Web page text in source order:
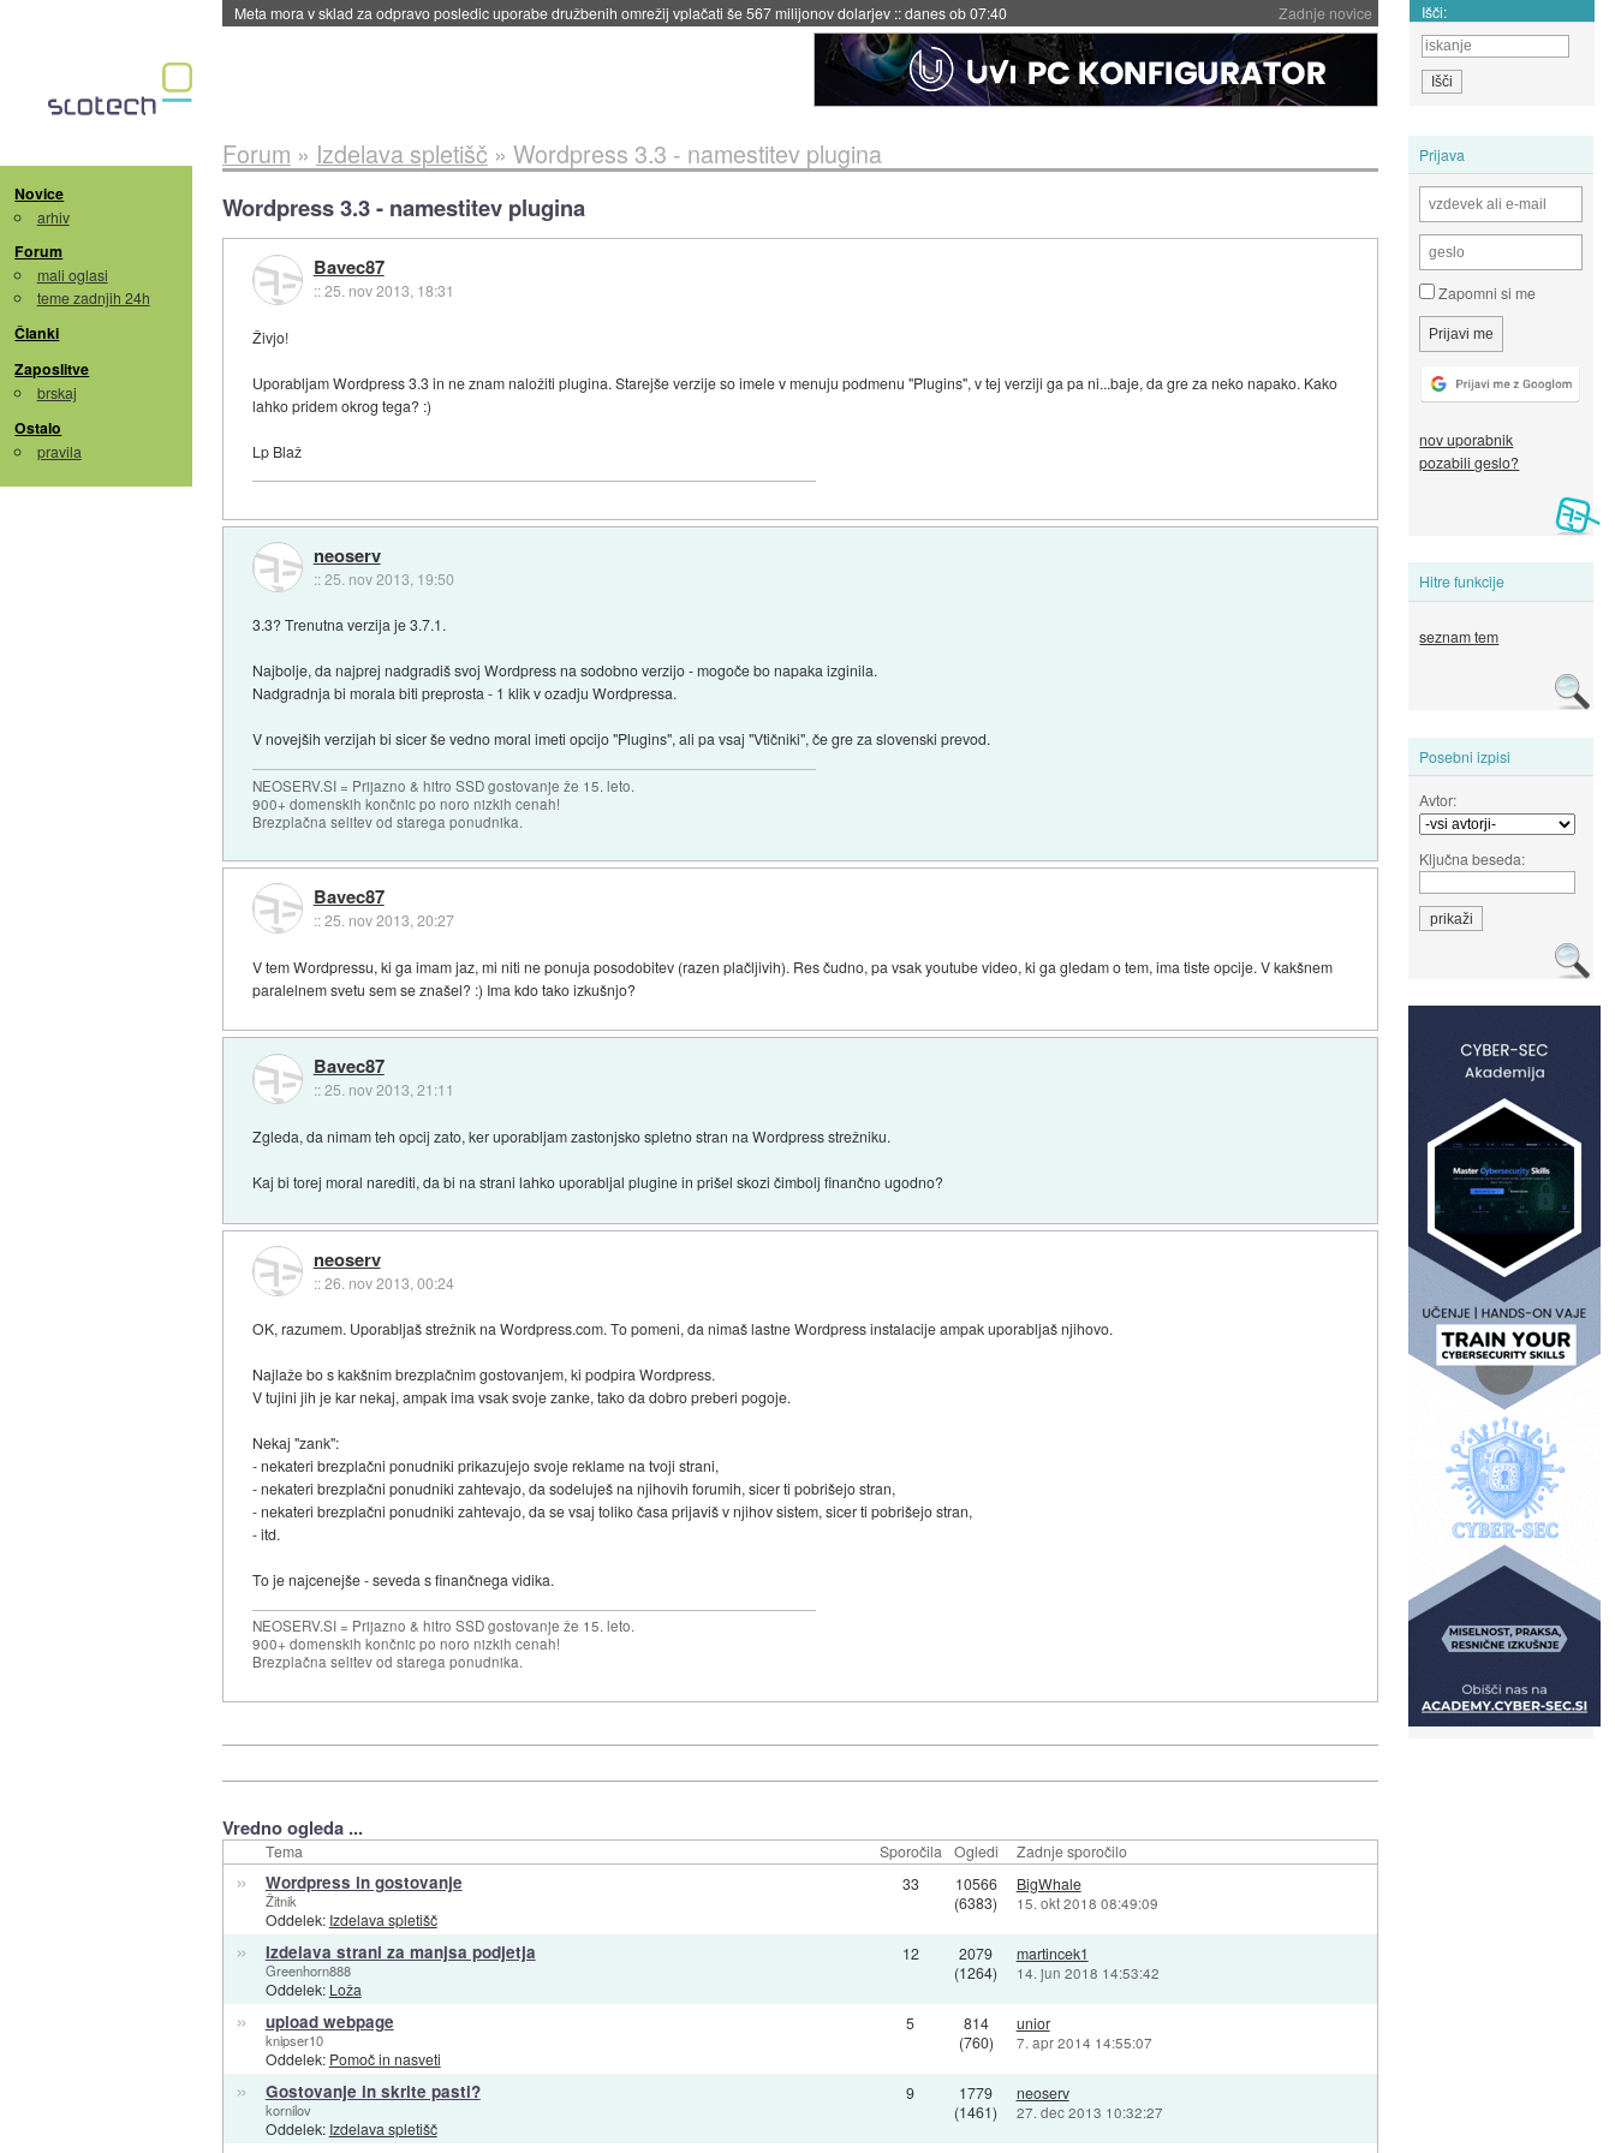
Zadnje novice
Meta mora v sklad za odpravo posledic uporabe družbenih omrežij vplačati še 567 milijonov dolarjev ::danes ob 07:40 Išči:
Novice
arhiv
Forum
mali oglasi
teme zadnjih 24h
Članki
Zaposlitve
brskaj
Ostalo
pravila
Prijava
Zapomni si me
nov uporabnik
pozabili geslo?
Hitre funkcije
seznam tem
Posebni izpisi
Avtor:
Ključna beseda:
Forum » Izdelava spletišč » Wordpress 3.3 - namestitev plugina
Wordpress 3.3 - namestitev plugina
Bavec87
::25. nov 2013, 18:31
Živjo!
Uporabljam Wordpress 3.3 in ne znam naložiti plugina. Starejše verzije so imele v menuju podmenu "Plugins", v tej verziji ga pa ni...baje, da gre za neko napako. Kako
lahko pridem okrog tega? :)
Lp Blaž
neoserv
::25. nov 2013, 19:50
3.3? Trenutna verzija je 3.7.1.
Najbolje, da najprej nadgradiš svoj Wordpress na sodobno verzijo - mogoče bo napaka izginila.
Nadgradnja bi morala biti preprosta - 1 klik v ozadju Wordpressa.
V novejših verzijah bi sicer še vedno moral imeti opcijo "Plugins", ali pa vsaj "Vtičniki", če gre za slovenski prevod.
NEOSERV.SI = Prijazno & hitro SSD gostovanje že 15. leto.
900+ domenskih končnic po noro nizkih cenah!
Brezplačna selitev od starega ponudnika.
Bavec87
::25. nov 2013, 20:27
V tem Wordpressu, ki ga imam jaz, mi niti ne ponuja posodobitev (razen plačljivih). Res čudno, pa vsak youtube video, ki ga gledam o tem, ima tiste opcije. V kakšnem
paralelnem svetu sem se znašel? :) Ima kdo tako izkušnjo?
Bavec87
::25. nov 2013, 21:11
Zgleda, da nimam teh opcij zato, ker uporabljam zastonjsko spletno stran na Wordpress strežniku.
Kaj bi torej moral narediti, da bi na strani lahko uporabljal plugine in prišel skozi čimbolj finančno ugodno?
neoserv
::26. nov 2013, 00:24
OK, razumem. Uporabljaš strežnik na Wordpress.com. To pomeni, da nimaš lastne Wordpress instalacije ampak uporabljaš njihovo.
Najlaže bo s kakšnim brezplačnim gostovanjem, ki podpira Wordpress.
V tujini jih je kar nekaj, ampak ima vsak svoje zanke, tako da dobro preberi pogoje.
Nekaj "zank":
- nekateri brezplačni ponudniki prikazujejo svoje reklame na tvoji strani,
- nekateri brezplačni ponudniki zahtevajo, da sodeluješ na njihovih forumih, sicer ti pobrišejo stran,
- nekateri brezplačni ponudniki zahtevajo, da se vsaj toliko časa prijaviš v njihov sistem, sicer ti pobrišejo stran,
- itd.
To je najcenejše - seveda s finančnega vidika.
NEOSERV.SI = Prijazno & hitro SSD gostovanje že 15. leto.
900+ domenskih končnic po noro nizkih cenah!
Brezplačna selitev od starega ponudnika.
Vredno ogleda ...
Tema Sporočila Ogledi Zadnje sporočilo
» Wordpress in gostovanje
Žitnik
Oddelek: Izdelava spletišč
33
10566
(6383)
BigWhale
15. okt 2018 08:49:09
» Izdelava strani za manjsa podjetja
Greenhorn888
Oddelek: Loža
12
2079
(1264)
martincek1
14. jun 2018 14:53:42
» upload webpage
knipser10
Oddelek: Pomoč in nasveti
5
814
(760)
unior
7. apr 2014 14:55:07
» Gostovanje in skrite pasti?
kornilov
Oddelek: Izdelava spletišč
9
1779
(1461)
neoserv
27. dec 2013 10:32:27